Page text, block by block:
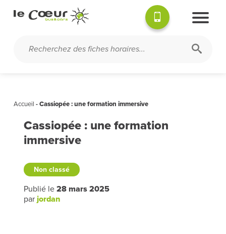
Accueil -Cassiopée : une formation immersive
Cassiopée : une formation
immersive
Non classé
Publié le28 mars 2025
par jordan